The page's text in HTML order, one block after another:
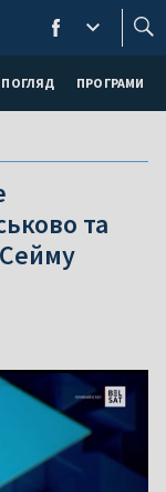
ПОГЛЯД ПРОГРАМИ
та